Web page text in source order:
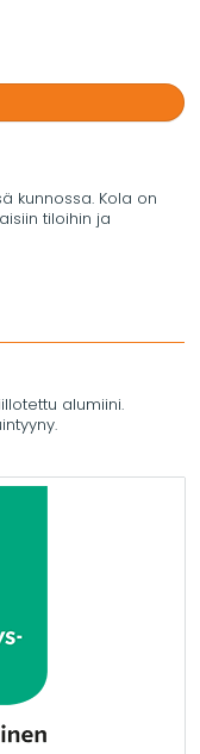
kunnossa. Kola on
tiloihin ja
alumiini.